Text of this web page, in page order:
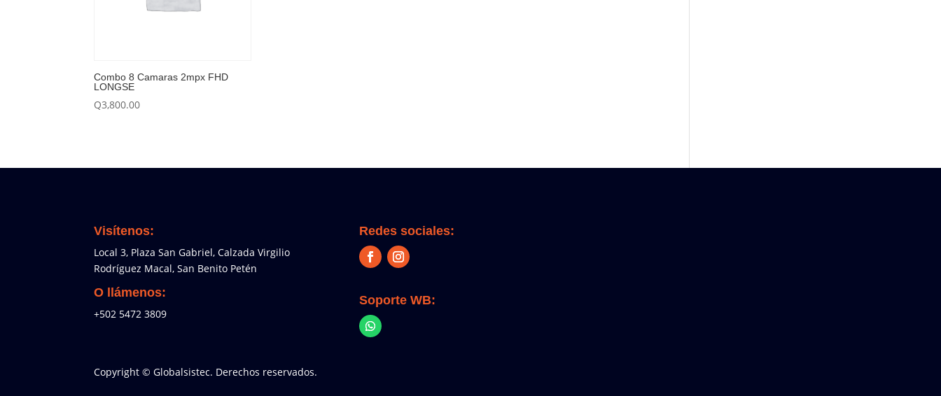
Combo 8 Camaras 2mpx FHD
LONGSE
Q3,800.00
Visítenos:
Local 3, Plaza San Gabriel, Calzada Virgilio
Rodríguez Macal, San Benito Petén
O llámenos:
+502 5472 3809
Redes sociales:
Soporte WB:
Copyright © Globalsistec. Derechos reservados.